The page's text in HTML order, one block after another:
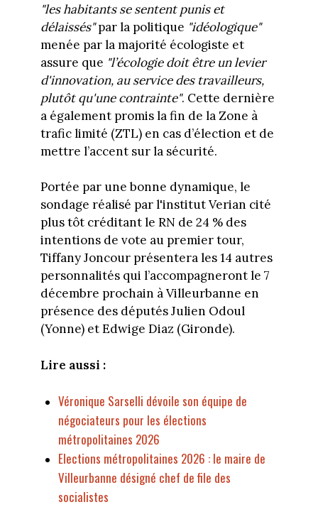
"les habitants se sentent punis et
délaissés"par la politique "idéologique"
menée par la majorité écologiste et
assure que "l’écologie doit être un levier
d'innovation, au service des travailleurs,
plutôt qu'une contrainte". Cette dernière
a également promis la fin de la Zone à
trafic limité (ZTL) en cas d’élection et de
mettre l’accent sur la sécurité.
Portée par une bonne dynamique, le
sondage réalisé par l'institut Verian cité
plus tôt créditant le RN de 24 % des
intentions de vote au premier tour,
Tiffany Joncour présentera les 14 autres
personnalités qui l’accompagneront le 7
décembre prochain à Villeurbanne en
présence des députés Julien Odoul
(Yonne) et Edwige Diaz (Gironde).
Lire aussi :
Véronique Sarselli dévoile son équipe de
négociateurs pour les élections
métropolitaines 2026
Elections métropolitaines 2026 : le maire de
Villeurbanne désigné chef de file des
socialistes